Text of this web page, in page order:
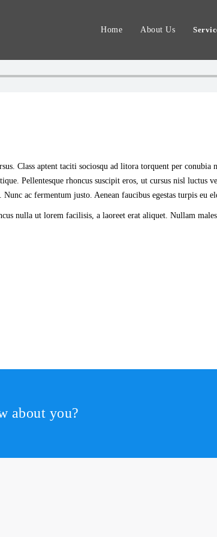
Home About Us
Class aptent taciti sociosqu ad litora torquent per conubia
Pellentesque rhoncus suscipit eros, ut cursus nisl luctus
ac fermentum justo. Aenean faucibus egestas turpis eu
nulla ut lorem facilisis, a laoreet erat aliquet. Nullam
about you?